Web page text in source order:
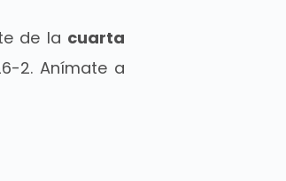
de la cuarta
2. Anímate a